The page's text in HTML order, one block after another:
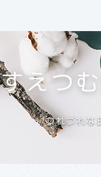
すえつ
つれづれな